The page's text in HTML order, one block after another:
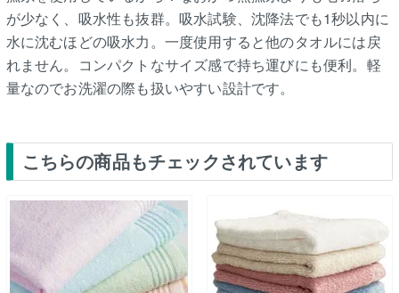
が少なく、吸水性も抜群。吸水試験、沈降法でも1秒以内に
水に沈むほどの吸水力。一度使用すると他のタオルには戻
れません。コンパクトなサイズ感で持ち運びにも便利。軽
量なのでお洗濯の際も扱いやすい設計です。
こちらの商品もチェックされています